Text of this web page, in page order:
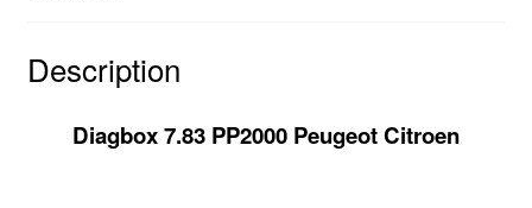
Description
Diagbox 7.83 PP2000 Peugeot Citroen